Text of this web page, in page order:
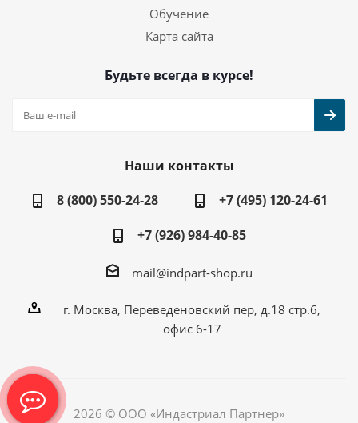
Обучение
Карта сайта
Будьте всегда в курсе!
Наши контакты
8 (800) 550-24-28
+7 (495) 120-24-61
+7 (926) 984-40-85
mail@indpart-shop.ru
г. Москва, Переведеновский пер, д.18 стр.6,
офис 6-17
2026 © ООО «Индастриал Партнер»